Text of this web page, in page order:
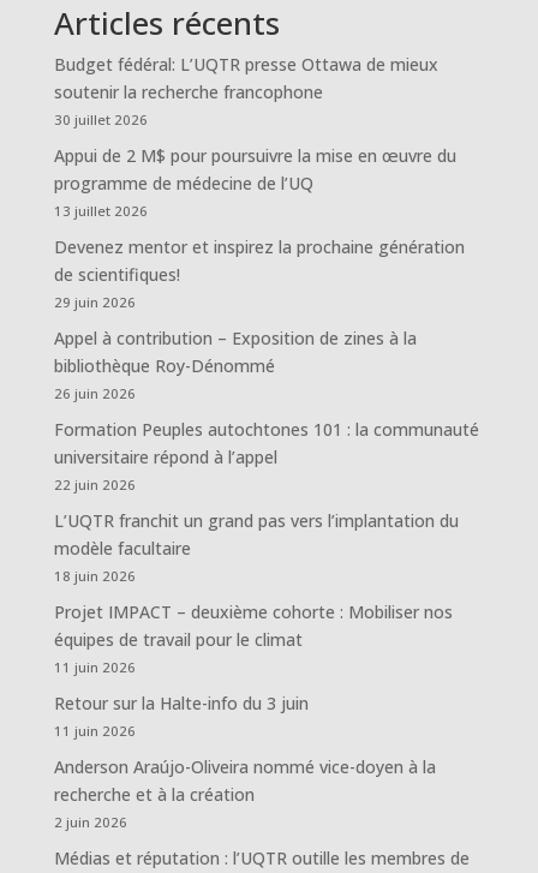
Articles récents
Budget fédéral: L’UQTR presse Ottawa de mieux
soutenir la recherche francophone
30 juillet 2026
Appui de 2 M$ pour poursuivre la mise en œuvre du
programme de médecine de l’UQ
13 juillet 2026
Devenez mentor et inspirez la prochaine génération
de scientifiques!
29 juin 2026
Appel à contribution – Exposition de zines à la
bibliothèque Roy-Dénommé
26 juin 2026
Formation Peuples autochtones 101 : la communauté
universitaire répond à l’appel
22 juin 2026
L’UQTR franchit un grand pas vers l’implantation du
modèle facultaire
18 juin 2026
Projet IMPACT – deuxième cohorte : Mobiliser nos
équipes de travail pour le climat
11 juin 2026
Retour sur la Halte-info du 3 juin
11 juin 2026
Anderson Araújo-Oliveira nommé vice-doyen à la
recherche et à la création
2 juin 2026
Médias et réputation : l’UQTR outille les membres de